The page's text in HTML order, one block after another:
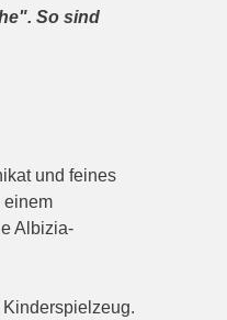
So sind
und feines
einem
Albizia-